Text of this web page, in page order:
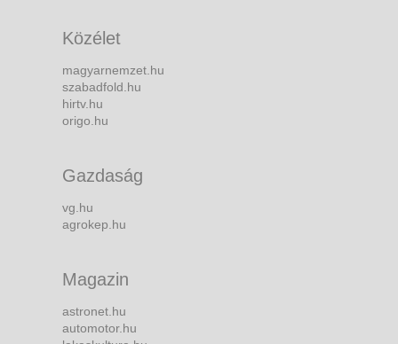
Közélet
magyarnemzet.hu
szabadfold.hu
hirtv.hu
origo.hu
Gazdaság
vg.hu
agrokep.hu
Magazin
astronet.hu
automotor.hu